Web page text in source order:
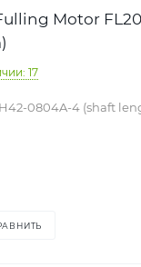
Motor
17
0804A-4 (shaft